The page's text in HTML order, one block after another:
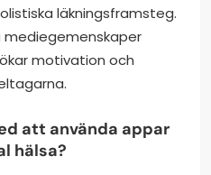
läkningsframsteg.
mediegemenskaper
motivation och
att använda appar
hälsa?